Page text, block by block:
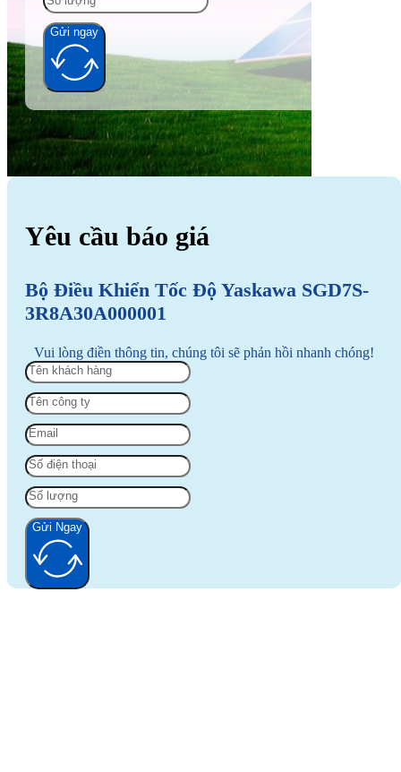
Gửi ngay
Yêu cầu báo giá
Bộ Điều Khiển Tốc Độ Yaskawa SGD7S-
3R8A30A000001
Vui lòng điền thông tin, chúng tôi sẽ phản hồi nhanh chóng!
Gửi Ngay